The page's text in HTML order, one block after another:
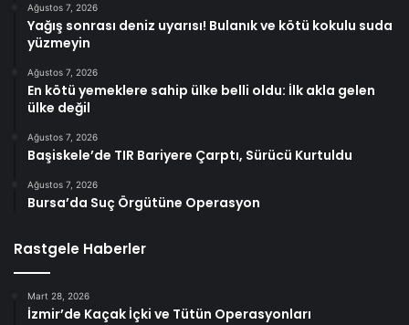
Ağustos 7, 2026
Yağış sonrası deniz uyarısı! Bulanık ve kötü kokulu suda
yüzmeyin
Ağustos 7, 2026
En kötü yemeklere sahip ülke belli oldu: İlk akla gelen
ülke değil
Ağustos 7, 2026
Başiskele’de TIR Bariyere Çarptı, Sürücü Kurtuldu
Ağustos 7, 2026
Bursa’da Suç Örgütüne Operasyon
Rastgele Haberler
Mart 28, 2026
İzmir’de Kaçak İçki ve Tütün Operasyonları